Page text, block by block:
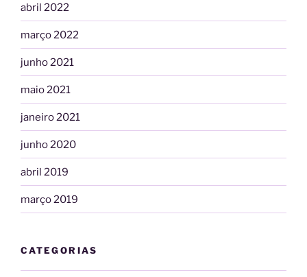
abril 2022
março 2022
junho 2021
maio 2021
janeiro 2021
junho 2020
abril 2019
março 2019
CATEGORIAS